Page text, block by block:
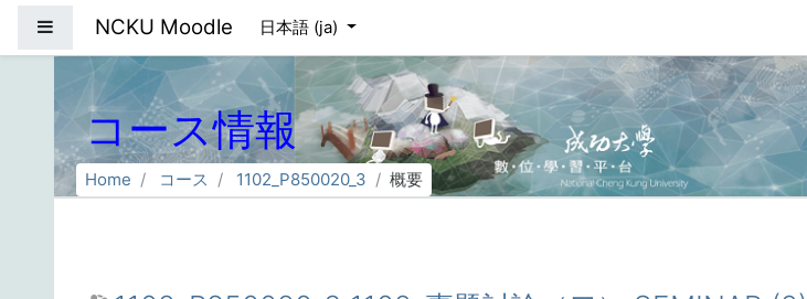
サイドパネル
NCKU Moodle 日本語 ‎(ja)‎
コース情報
Home コース 1102_P850020_3 概要